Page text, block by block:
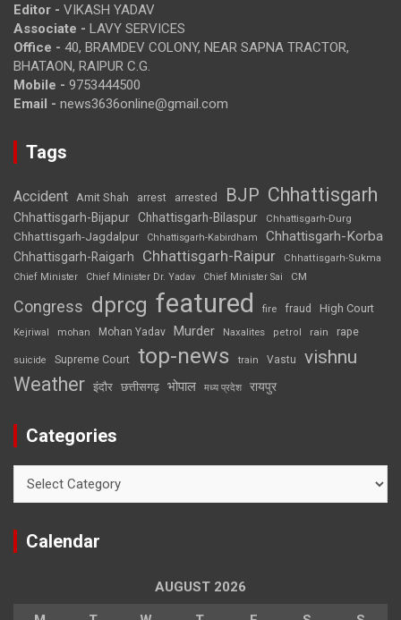
Editor - VIKASH YADAV
Associate - LAVY SERVICES
Office - 40, BRAMDEV COLONY, NEAR SAPNA TRACTOR,
BHATAON, RAIPUR C.G.
Mobile - 9753444500
Email - news3636online@gmail.com
Tags
Accident Amit Shah arrest arrested BJP Chhattisgarh
Chhattisgarh-Bijapur Chhattisgarh-Bilaspur Chhattisgarh-Durg
Chhattisgarh-Jagdalpur Chhattisgarh-Kabirdham Chhattisgarh-Korba
Chhattisgarh-Raigarh Chhattisgarh-Raipur
Chhattisgarh-Sukma
Chief Minister
Chief Minister Dr. Yadav Chief Minister Sai CM
Congress dprcg featured fire fraud High Court
Kejriwal mohan Mohan Yadav Murder Naxalites petrol rain rape
suicide Supreme Court top-news train Vastu vishnu
Weather इंदौर छत्तीसगढ़ भोपाल मध्य प्रदेश रायपुर
Categories
Calendar
AUGUST 2026